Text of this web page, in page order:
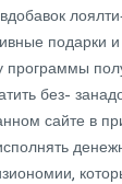
подарки
программы
без-
сайте в